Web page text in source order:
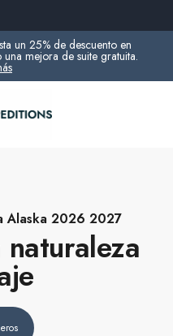
un 25% de descuento en
mejora de suite gratuita.
Alaska 2026 2027